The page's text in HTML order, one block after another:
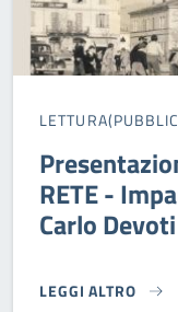
RETE -
Carlo Devoti
LEGGI ALTRO
PRESENTAZIONE